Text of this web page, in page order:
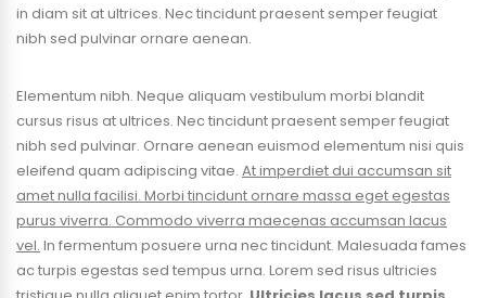
in diam sit at ultrices. Nec tincidunt praesent semper feugiat
nibh sed pulvinar ornare aenean.
Elementum nibh. Neque aliquam vestibulum morbi blandit
cursus risus at ultrices. Nec tincidunt praesent semper feugiat
nibh sed pulvinar. Ornare aenean euismod elementum nisi quis
eleifend quam adipiscing vitae. At imperdiet dui accumsan sit
amet nulla facilisi. Morbi tincidunt ornare massa eget egestas
purus viverra. Commodo viverra maecenas accumsan lacus
vel. In fermentum posuere urna nec tincidunt. Malesuada fames
ac turpis egestas sed tempus urna. Lorem sed risus ultricies